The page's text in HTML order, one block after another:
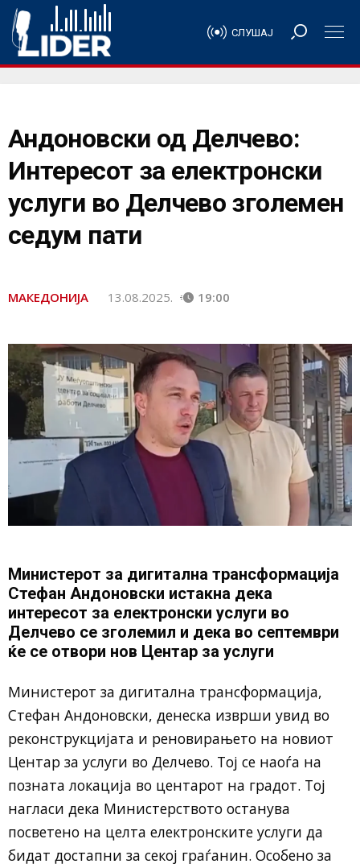
СЛУШАЈ
Андоновски од Делчево:
Интересот за електронски
услуги во Делчево зголемен
седум пати
МАКЕДОНИЈА 13.08.2025. 19:00
Министерот за дигитална трансформација
Стефан Андоновски истакна дека
интересот за електронски услуги во
Делчево се зголемил и дека во септември
ќе се отвори нов Центар за услуги
Министерот за дигитална трансформација,
Стефан Андоновски, денеска изврши увид во
реконструкцијата и реновирањето на новиот
Центар за услуги во Делчево. Тој се наоѓа на
позната локација во центарот на градот. Тој
нагласи дека Министерството останува
посветено на целта електронските услуги да
бидат достапни за секој граѓанин. Особено за